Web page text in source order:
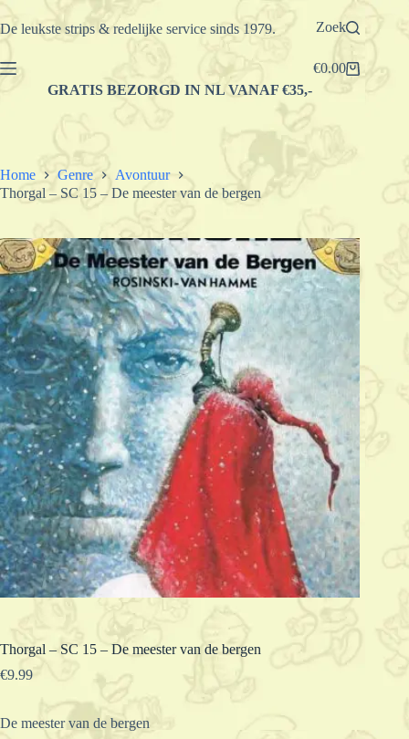
Ga
naar
De leukste strips & redelijke service sinds 1979. Zoek
Winkelwagen
€0.00
GRATIS BEZORGD IN NL VANAF €35,-
Home Genre
Avontuur
Thorgal – SC 15 – De meester van de bergen
Thorgal – SC 15 – De meester van de bergen
€9.99
De meester van de bergen